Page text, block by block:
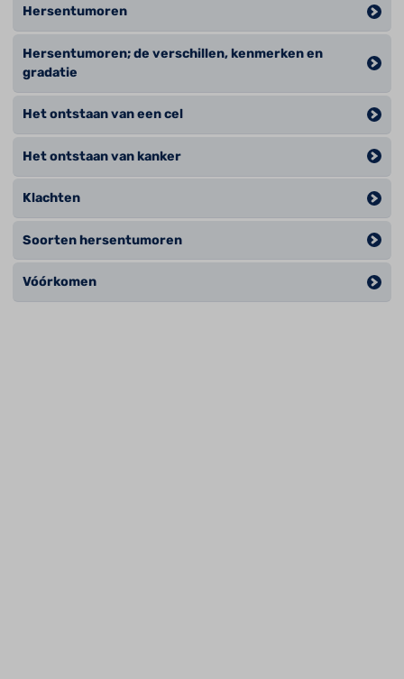
Hersentumoren
Hersentumoren; de verschillen, kenmerken en
gradatie
Het ontstaan van een cel
Het ontstaan van kanker
Klachten
Soorten hersentumoren
Vóórkomen